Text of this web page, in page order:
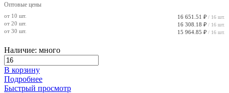
Оптовые цены
от 10 шт. 16 651.51 ₽ / 16 шт.
от 20 шт. 16 308.18 ₽ / 16 шт.
от 30 шт. 15 964.85 ₽ / 16 шт.
Наличие: много
В корзину
Подробнее
Быстрый просмотр